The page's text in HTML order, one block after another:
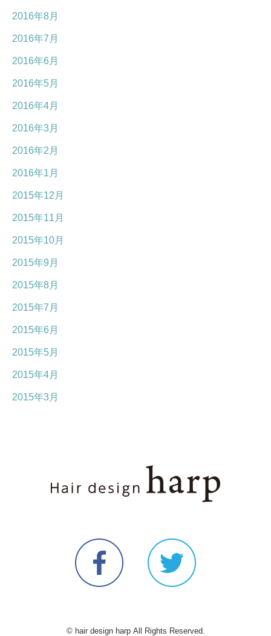
2016年8月
2016年7月
2016年6月
2016年5月
2016年4月
2016年3月
2016年2月
2016年1月
2015年12月
2015年11月
2015年10月
2015年9月
2015年8月
2015年7月
2015年6月
2015年5月
2015年4月
2015年3月
© hair design harp All Rights Reserved.